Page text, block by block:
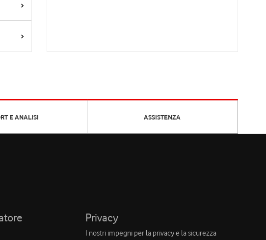
E ANALISI ASSISTENZA
Privacy
I nostri impegni per la privacy e la sicurezza